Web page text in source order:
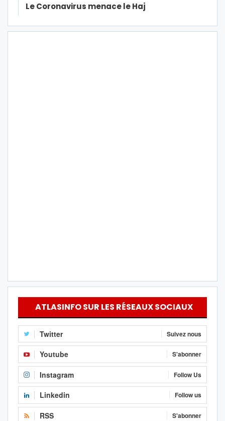
Le Coronavirus menace le Haj
ATLASINFO SUR LES RÉSEAUX SOCIAUX
Twitter Suivez nous
Youtube S'abonner
Instagram Follow Us
Linkedin Follow us
RSS S'abonner